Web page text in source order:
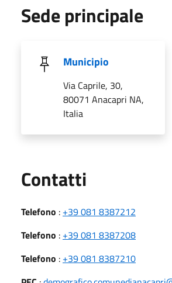
Sede principale
Municipio
Via Caprile, 30,
80071 Anacapri NA,
Italia
Contatti
Telefono : +39 081 8387212
Telefono : +39 081 8387208
Telefono : +39 081 8387210